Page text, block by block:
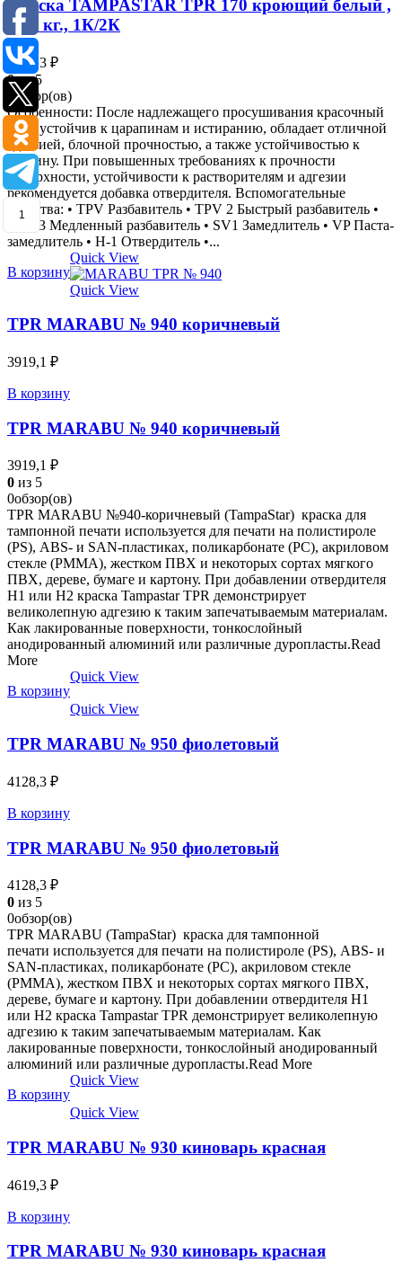
Краска TAMPASTAR TPR 170 кроющий белый ,
1,83 кг., 1К/2К
4025,3 ₽
0из 5
0обзор(ов)
Особенности: После надлежащего просушивания красочный
слой устойчив к царапинам и истиранию, обладает отличной
адгезией, блочной прочностью, а также устойчивостью к
бензину. При повышенных требованиях к прочности
поверхности, устойчивости к растворителям и адгезии
рекомендуется добавка отвердителя. Вспомогательные
средства: • TPV Разбавитель • TPV 2 Быстрый разбавитель •
TPV 3 Медленный разбавитель • SV1 Замедлитель • VP Паста-
замедлитель • H-1 Отвердитель •...
В корзину
Quick View
Quick View
TPR MARABU № 940 коричневый
3919,1 ₽
В корзину
TPR MARABU № 940 коричневый
3919,1 ₽
0 из 5
0обзор(ов)
TPR MARABU №940-коричневый (TampaStar) краска для
тампонной печати используется для печати на полистироле
(PS), ABS- и SAN-пластиках, поликарбонате (РС), акриловом
стекле (РММА), жестком ПВХ и некоторых сортах мягкого
ПВХ, дереве, бумаге и картону. При добавлении отвердителя
Н1 или Н2 краска Tampastar TPR демонстрирует
великолепную адгезию к таким запечатываемым материалам.
Как лакированные поверхности, тонкослойный
анодированный алюминий или различные дуропласты.Read
More
В корзину
Quick View
Quick View
TPR MARABU № 950 фиолетовый
4128,3 ₽
В корзину
TPR MARABU № 950 фиолетовый
4128,3 ₽
0 из 5
0обзор(ов)
TPR MARABU (TampaStar) краска для тампонной
печати используется для печати на полистироле (PS), ABS- и
SAN-пластиках, поликарбонате (РС), акриловом стекле
(РММА), жестком ПВХ и некоторых сортах мягкого ПВХ,
дереве, бумаге и картону. При добавлении отвердителя Н1
или Н2 краска Tampastar TPR демонстрирует великолепную
адгезию к таким запечатываемым материалам. Как
лакированные поверхности, тонкослойный анодированный
алюминий или различные дуропласты.Read More
В корзину
Quick View
Quick View
TPR MARABU № 930 киноварь красная
4619,3 ₽
В корзину
TPR MARABU № 930 киноварь красная
1